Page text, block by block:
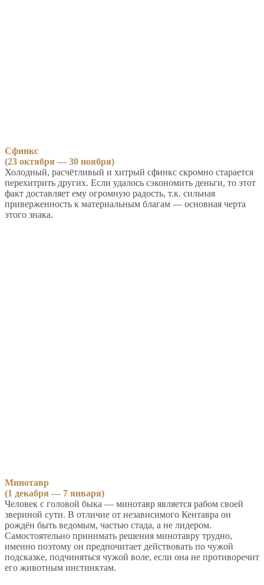
Сфинкс
(23 октября — 30 ноября)
Холодный, расчётливый и хитрый сфинкс скромно старается
перехитрить других. Если удалось сэкономить деньги, то этот
факт доставляет ему огромную радость, т.к. сильная
приверженность к материальным благам — основная черта
этого знака.
Минотавр
(1 декабря — 7 января)
Человек с головой быка — минотавр является рабом своей
звериной сути. В отличие от независимого Кентавра он
рождён быть ведомым, частью стада, а не лидером.
Самостоятельно принимать решения минотавру трудно,
именно поэтому он предпочитает действовать по чужой
подсказке, подчиняться чужой воле, если она не противоречит
его животным инстинктам.